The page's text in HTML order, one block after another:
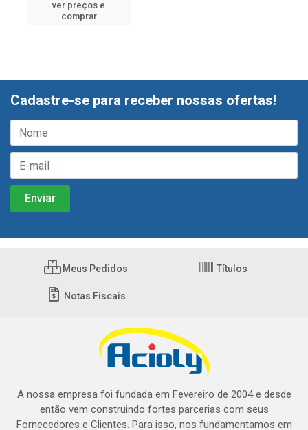
ver preços e
comprar
Cadastre-se para receber nossas ofertas!
Meus Pedidos Títulos
Notas Fiscais
A nossa empresa foi fundada em Fevereiro de 2004 e desde
então vem construindo fortes parcerias com seus
Fornecedores e Clientes. Para isso, nos fundamentamos em